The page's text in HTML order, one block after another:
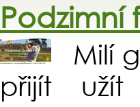
Podzimní
Milí
přijít